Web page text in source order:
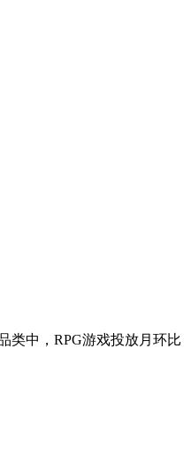
类中，RPG游戏投放月环比